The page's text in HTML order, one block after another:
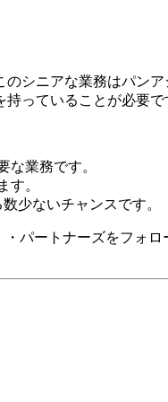
シニアな業務はパン
っていることが必要で
業務です。
す。
少ないチャンスです。
パートナーズをフォロ